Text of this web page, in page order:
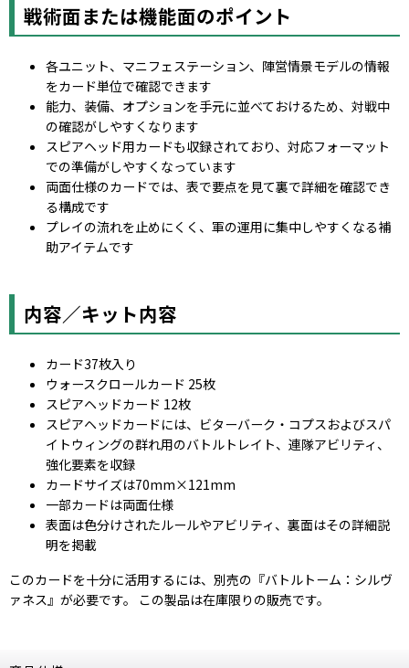
戦術面または機能面のポイント
各ユニット、マニフェステーション、陣営情景モデルの情報
をカード単位で確認できます
能力、装備、オプションを手元に並べておけるため、対戦中
の確認がしやすくなります
スピアヘッド用カードも収録されており、対応フォーマット
での準備がしやすくなっています
両面仕様のカードでは、表で要点を見て裏で詳細を確認でき
る構成です
プレイの流れを止めにくく、軍の運用に集中しやすくなる補
助アイテムです
内容／キット内容
カード37枚入り
ウォースクロールカード 25枚
スピアヘッドカード 12枚
スピアヘッドカードには、ビターバーク・コプスおよびスパ
イトウィングの群れ用のバトルトレイト、連隊アビリティ、
強化要素を収録
カードサイズは70mm×121mm
一部カードは両面仕様
表面は色分けされたルールやアビリティ、裏面はその詳細説
明を掲載
このカードを十分に活用するには、別売の『バトルトーム：シルヴ
ァネス』が必要です。 この製品は在庫限りの販売です。